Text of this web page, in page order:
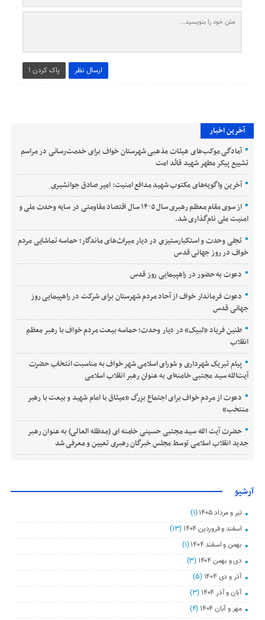
ارسال نظر پاک کردن !
آخرین اخبار
آمادگی موکب‌های هیئات مذهبی شهرستان خواف برای خدمت‌رسانی در مراسم
تشییع پیکر مطهر شهید قائد امت
آخرین واگویه‌های مکتوب شهید مدافع امنیت: امیر صادق جوانشیری
از سوی مقام معظم رهبری سال ۱۴۰۵ سال اقتصاد مقاومتی در سایه وحدت ملی و
امنیت ملی نام‌گذاری شد.
تجلی وحدت و استکبارستیزی در دیار میراث‌های ماندگار؛ حماسه تماشایی مردم
خواف در روز جهانی قدس
دعوت به حضور در راهپیمایی روز قدس
دعوت فرماندار خواف از آحاد مردم شهرستان برای شرکت در راهپیمایی روز
جهانی قدس
طنین فریاد «لبیک» در دیار وحدت؛ حماسه بیعت مردم خواف با رهبر معظم
انقلاب
پیام تبریک شهرداری و شورای اسلامی شهر خواف به مناسبت انتخاب حضرت
آیت‌الله سید مجتبی خامنه‌ای به عنوان رهبر انقلاب اسلامی
دعوت از مردم خواف برای اجتماع بزرگ «میثاق با امام شهید و بیعت با رهبر
منتخب»
حضرت آیت الله سید مجتبی حسینی خامنه ای (مدظله العالی) به عنوان رهبر
جدید انقلاب اسلامی توسط مجلس خبرگان رهبری تعیین و معرفی شد
آرشیو
تیر و مرداد ۱۴۰۵
(۱)
اسفند و فروردین ۱۴۰۴
(۱۳)
بهمن و اسفند ۱۴۰۴
(۱)
دی و بهمن ۱۴۰۴
(۳)
آذر و دی ۱۴۰۴
(۵)
آبان و آذر ۱۴۰۴
(۳)
مهر و آبان ۱۴۰۴
(۴)